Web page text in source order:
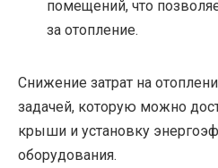
помещений, что
за отопление.
Снижение затрат на
задачей, которую можно
крыши и установку
оборудования.